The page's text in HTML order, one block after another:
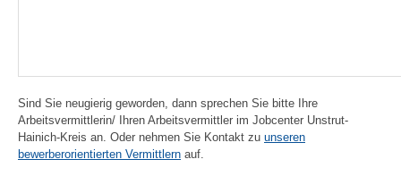
Sind Sie neugierig geworden, dann sprechen Sie bitte Ihre
Arbeitsvermittlerin/ Ihren Arbeitsvermittler im Jobcenter Unstrut-
Hainich-Kreis an. Oder nehmen Sie Kontakt zu unseren
bewerberorientierten Vermittlern auf.